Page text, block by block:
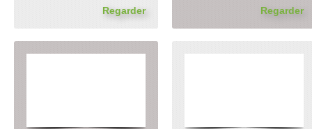
Regarder Regarder